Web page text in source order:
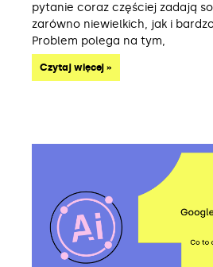
pytanie coraz częściej zadają
zarówno niewielkich, jak i
Problem polega na tym,
Czytaj więcej »